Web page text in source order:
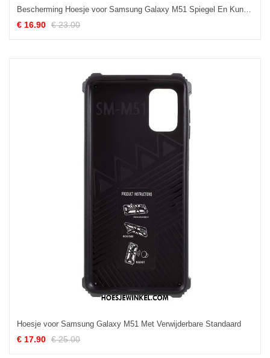
Bescherming Hoesje voor Samsung Galaxy M51 Spiegel En Kunstleer
€ 16.90 € 23.00
Hoesje voor Samsung Galaxy M51 Met Verwijderbare Standaard
€ 17.90 € 25.00